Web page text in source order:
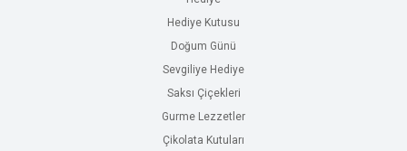
Hediye Kutusu
Doğum Günü
Sevgiliye Hediye
Saksı Çiçekleri
Gurme Lezzetler
Çikolata Kutuları